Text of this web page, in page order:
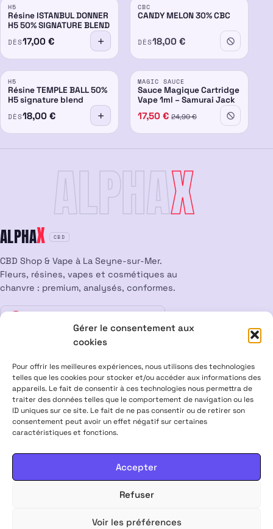
Gérer le consentement aux
cookies
Pour offrir les meilleures expériences, nous utilisons des technologies
telles que les cookies pour stocker et/ou accéder aux informations des
appareils. Le fait de consentir à ces technologies nous permettra de
traiter des données telles que le comportement de navigation ou les
ID uniques sur ce site. Le fait de ne pas consentir ou de retirer son
consentement peut avoir un effet négatif sur certaines
caractéristiques et fonctions.
Accepter
Refuser
Voir les préférences
50%
H5
Résine ISTANBUL DONNER
H5 50% SIGNATURE BLEND
DÈS17,00€
30%
CBC
CANDY MELON 30% CBC
DÈS18,00€
50%
H5
Résine TEMPLE BALL 50%
H5 signature blend
DÈS18,00€
ÉPUISÉ
MAGIC SAUCE
Sauce Magique Cartridge
Vape 1ml – Samurai Jack
17,50 € 24,90€
ALPHAX
ALPHAX CBD
CBD Shop & Vape à La Seyne-sur-Mer.
Fleurs, résines, vapes et cosmétiques au
chanvre : premium, analysés, conformes.
Mentions légales CGV Confidentialité
Cookies
Rétractation
ALPHA X CBD Shop © 2026 · Tous droits réservés
PRODUITS CONTENANT MOINS DE 0,3 % DE THC, CONFORMES À LA
LÉGISLATION EUROPÉENNE · PRODUITS NON MÉDICAMENTEUX ·